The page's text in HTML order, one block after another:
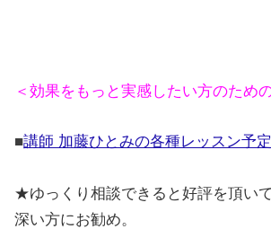
＜効果をもっと実感したい方のため
■講師 加藤ひとみの各種レッスン予
★ゆっくり相談できると好評を頂い
深い方にお勧め。